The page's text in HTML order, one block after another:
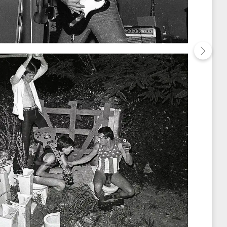
Right